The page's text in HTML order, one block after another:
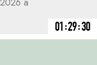
01:29:30